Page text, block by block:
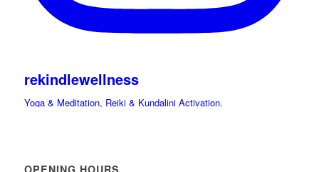
rekindlewellness
Yoga & Meditation, Reiki & Kundalini Activation.
OPENING HOURS